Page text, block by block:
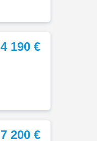
4 190 €
7 200 €